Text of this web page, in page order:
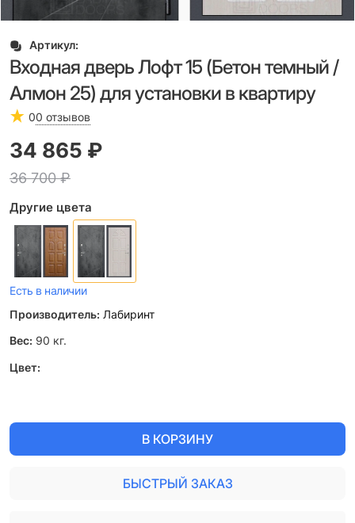
Артикул:
Входная дверь Лофт 15 (Бетон темный /
Алмон 25) для установки в квартиру
00 отзывов
36 700 ₽
34 865 ₽
Другие цвета
Есть в наличии
Производитель: Лабиринт
Вес: 90 кг.
Цвет:
В КОРЗИНУ
БЫСТРЫЙ ЗАКАЗ